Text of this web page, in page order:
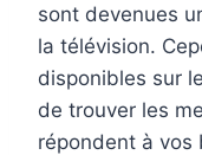
sont devenues
la télévision.
disponibles sur
de trouver les
répondent à vos